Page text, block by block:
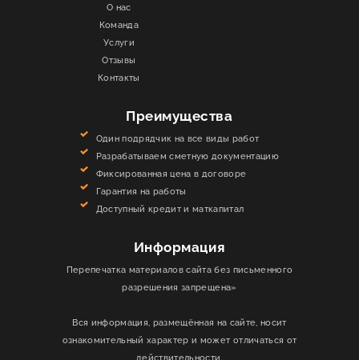
О нас
Команда
Услуги
Отзывы
Контакты
Преимущества
Один подрядчик на все виды работ
Разрабатываем сметную документацию
Фиксированная цена в договоре
Гарантия на работы
Доступный кредит и маткапитал
Информация
Перепечатка материалов сайта без письменного
разрешения запрещена»
Вся информация, размещённая на сайте, носит
ознакомительный характер и может отличаться от
действительности.